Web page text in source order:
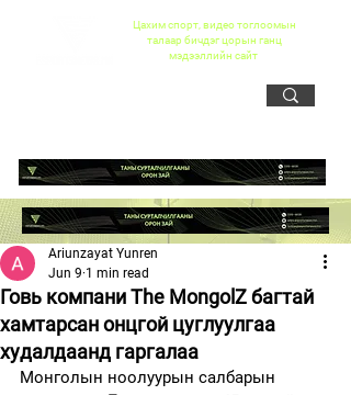
Цахим спорт, видео тоглоомын
талаар бичдэг цорын ганц
мэдээллийн сайт
Говь компани The MongolZ багтай
хамтарсан онцгой цуглуулгаа
худалдаанд гаргалаа
Ariunzayat Yunren
Jun 9 1 min read
Монголын ноолуурын салбарын